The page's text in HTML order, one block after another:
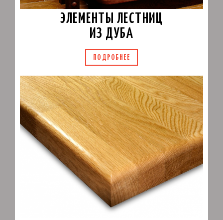
ЭЛЕМЕНТЫ ЛЕСТНИЦ
ИЗ ДУБА
ПОДРОБНЕЕ